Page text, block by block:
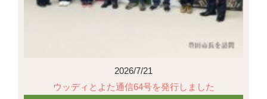
2026/7/21
ウッディとよた通信64号を発行しました